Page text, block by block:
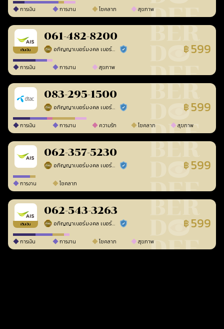
การเงิน การงาน โชคลาภ สุขภาพ
เติมเงิน
061-482-8200
อภิญญาเบอร์มงคล เบอร์สวยเลขศาสตร์ ร้านยืนยันแล้ว ฿ 599
การเงิน การงาน สุขภาพ
083-295-1500
อภิญญาเบอร์มงคล เบอร์สวยเลขศาสตร์ ร้านยืนยันแล้ว ฿ 599
การเงิน การงาน ความรัก โชคลาภ สุขภาพ
062-357-5230
อภิญญาเบอร์มงคล เบอร์สวยเลขศาสตร์ ร้านยืนยันแล้ว ฿ 599
การงาน โชคลาภ
เติมเงิน
062-543-3263
อภิญญาเบอร์มงคล เบอร์สวยเลขศาสตร์ ร้านยืนยันแล้ว ฿ 599
การเงิน การงาน โชคลาภ สุขภาพ